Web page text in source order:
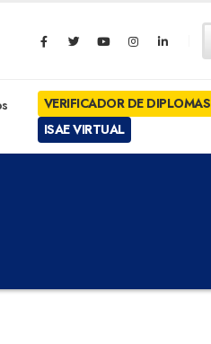
VERIFICADOR DE DIPLOMAS
ISAE VIRTUAL